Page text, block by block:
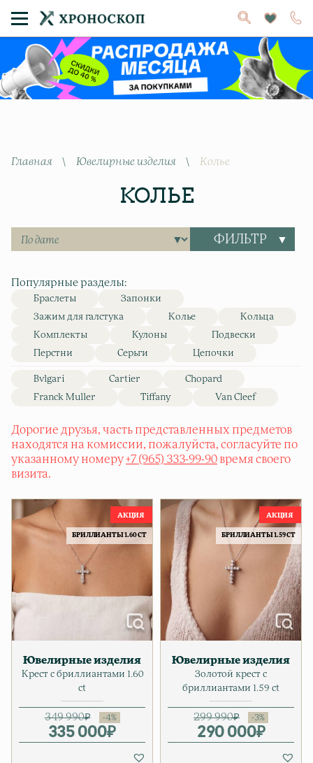
Главная \ Ювелирные изделия \ Колье
КОЛЬЕ
ФИЛЬТР
Популярные разделы:
Браслеты
Запонки
Зажим для галстука
Колье
Кольца
Комплекты
Кулоны
Подвески
Перстни
Серьги Цепочки
Bvlgari Cartier
Chopard
Franck Muller
Tiffany Van Cleef
Дорогие друзья, часть представленных предметов
находятся на комиссии, пожалуйста, согласуйте по
указанному номеру+7 (965) 333-99-90 время своего
визита.
БРИЛЛИАНТЫ 1.60 CT
Ювелирные изделия
Крест с бриллиантами 1.60
ct
349 990₽
Первоначальная цена
335 000₽
Текущая цена: 335 000₽.
БРИЛЛИАНТЫ 1.59 CT
Ювелирные изделия
Золотой крест с
бриллиантами 1.59 ct
299 990₽
290 000₽
Текущая